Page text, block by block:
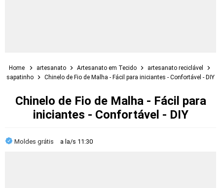
Home artesanato Artesanato em Tecido
artesanato reciclável
sapatinho
Chinelo de Fio de Malha - Fácil para iniciantes - Confortável - DIY
Chinelo de Fio de Malha - Fácil para
iniciantes - Confortável - DIY
Moldes grátis a la/s 11:30